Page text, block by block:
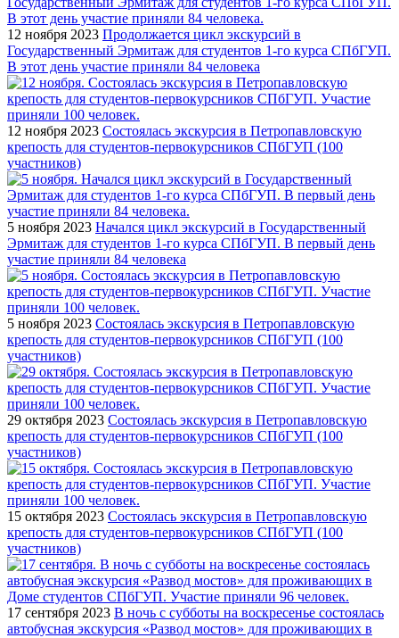
12 ноября 2023 Продолжается цикл экскурсий в
Государственный Эрмитаж для студентов 1-го курса СПбГУП.
В этот день участие приняли 84 человека
12 ноября 2023 Состоялась экскурсия в Петропавловскую
крепость для студентов-первокурсников СПбГУП (100
участников)
5 ноября 2023 Начался цикл экскурсий в Государственный
Эрмитаж для студентов 1-го курса СПбГУП. В первый день
участие приняли 84 человека
5 ноября 2023 Состоялась экскурсия в Петропавловскую
крепость для студентов-первокурсников СПбГУП (100
участников)
29 октября 2023 Состоялась экскурсия в Петропавловскую
крепость для студентов-первокурсников СПбГУП (100
участников)
15 октября 2023 Состоялась экскурсия в Петропавловскую
крепость для студентов-первокурсников СПбГУП (100
участников)
17 сентября 2023 В ночь с субботы на воскресенье состоялась
автобусная экскурсия «Развод мостов» для проживающих в